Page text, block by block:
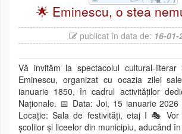
🌟 Eminescu, o stea
publicat în data de: 16-01-
Vă invităm la spectacolul cultural-
Eminescu, organizat cu ocazia zilei
ianuarie 1850, în cadrul activităților
Naționale. 📅 Data: Joi, 15 ianuarie
Locație: Sala de festivități, etaj I 🎭
școlilor și liceelor din municipiu, aducând